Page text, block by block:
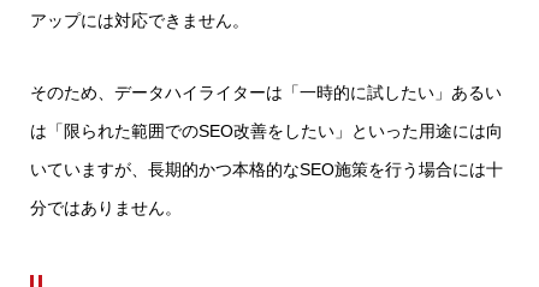
アップには対応できません。
そのため、データハイライターは「一時的に試したい」あるい
は「限られた範囲でのSEO改善をしたい」といった用途には向
いていますが、長期的かつ本格的なSEO施策を行う場合には十
分ではありません。